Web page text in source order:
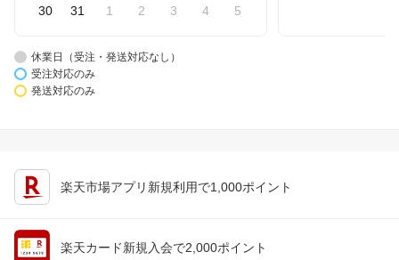
30 31 1 2 3 4 5
休業日（受注・発送対応なし）
受注対応のみ
発送対応のみ
楽天市場アプリ新規利用で1,000ポイント
楽天カード新規入会で2,000ポイント